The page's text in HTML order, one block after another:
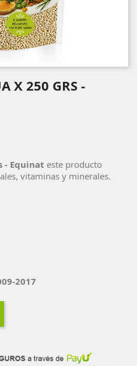
X 250 GRS -
- Equinat este producto
vitaminas y minerales.
2017